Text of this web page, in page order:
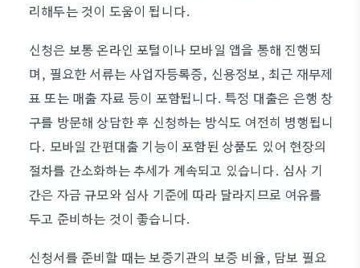
리해두는 것이 도움이 됩니다.
신청은 보통 온라인 포털이나 모바일 앱을 통해 진행되
며, 필요한 서류는 사업자등록증, 신용정보, 최근 재무제
표 또는 매출 자료 등이 포함됩니다. 특정 대출은 은행 창
구를 방문해 상담한 후 신청하는 방식도 여전히 병행됩니
다. 모바일 간편대출 기능이 포함된 상품도 있어 현장의
절차를 간소화하는 추세가 계속되고 있습니다. 심사 기
간은 자금 규모와 심사 기준에 따라 달라지므로 여유를
두고 준비하는 것이 좋습니다.
신청서를 준비할 때는 보증기관의 보증 비율, 담보 필요